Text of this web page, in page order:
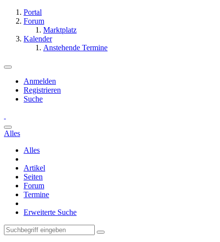
Portal
Forum
Marktplatz
Kalender
Anstehende Termine
Anmelden
Registrieren
Suche
Alles
Alles
Artikel
Seiten
Forum
Termine
Erweiterte Suche